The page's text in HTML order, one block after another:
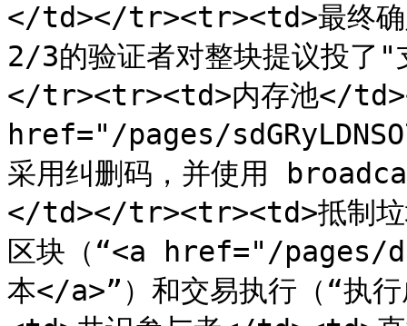
</td></tr><tr><td>最终确
2/3的验证者对整块提议投了
</tr><tr><td>内存池</
href="/pages/
采用纠删码，并使用
</td></tr><tr><td>抵制垃
区块（“<a href="/pages/
本</a>”）和交易执行（“